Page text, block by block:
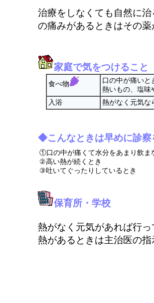
治療をしなくても自然に
の痛みがあるときはその
家庭で気をつけること
食べ物
口の中が痛いと
熱いもの、塩味
入浴
熱がなく元気な
◆こんなときは早めに診察
①口の中が痛くて水分をあまり飲ま
②高い熱が続くとき
③吐いてぐったりしているとき
保育所・学校
熱がなく元気があれば行
熱があるときは主治医の